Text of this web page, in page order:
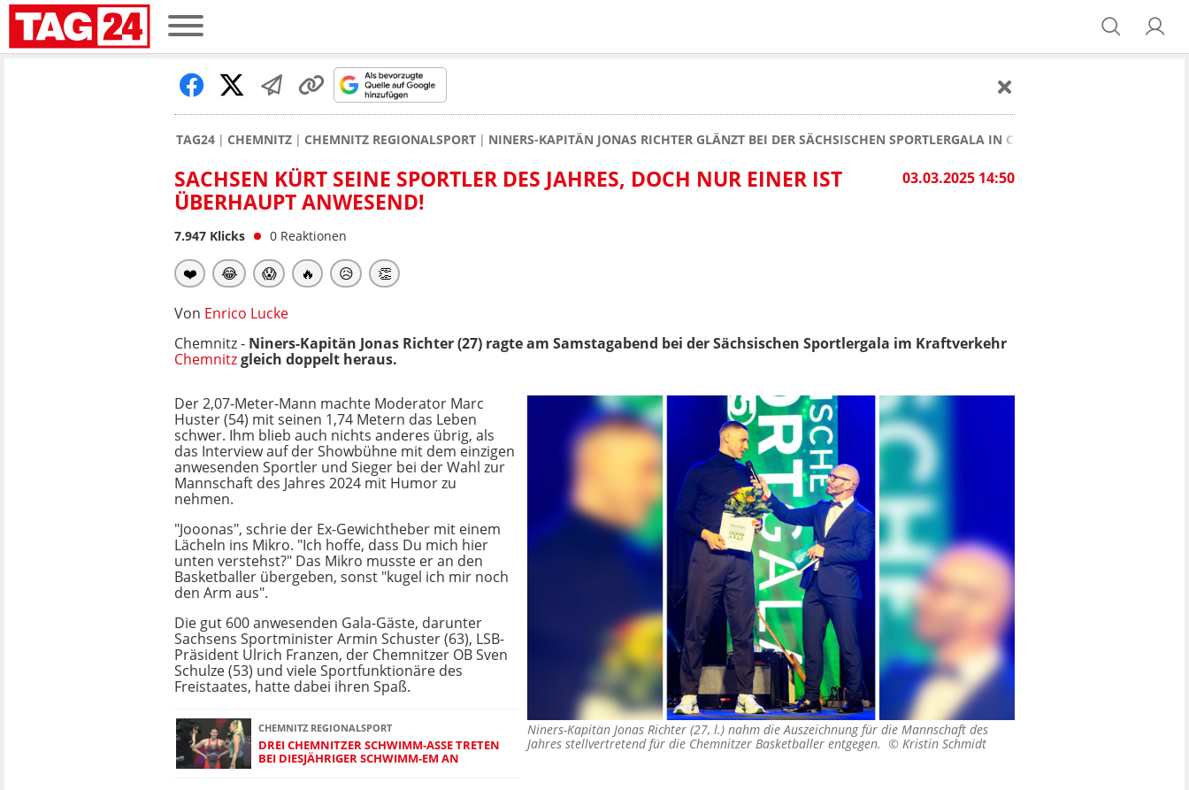
TAG24 CHEMNITZ CHEMNITZ REGIONALSPORT NINERS-KAPITÄN JONAS RICHTER GLÄNZT BEI DER SÄCHSISCHEN SPORTLERGALA IN CHEMNITZ
03.03.2025 14:50
SACHSEN KÜRT SEINE SPORTLER DES JAHRES, DOCH NUR EINER IST
ÜBERHAUPT ANWESEND!
7.947 Klicks 0 Reaktionen
❤️ 😂 😱 🔥 😥 👏
Von Enrico Lucke
Chemnitz - Niners-Kapitän Jonas Richter (27) ragte am Samstagabend bei der Sächsischen Sportlergala im Kraftverkehr
Chemnitzgleich doppelt heraus.
Niners-Kapitän Jonas Richter (27, l.) nahm die Auszeichnung für die Mannschaft des
Jahres stellvertretend für die Chemnitzer Basketballer entgegen. © Kristin Schmidt
Der 2,07-Meter-Mann machte Moderator Marc
Huster (54) mit seinen 1,74 Metern das Leben
schwer. Ihm blieb auch nichts anderes übrig, als
das Interview auf der Showbühne mit dem einzigen
anwesenden Sportler und Sieger bei der Wahl zur
Mannschaft des Jahres 2024 mit Humor zu
nehmen.
"Jooonas", schrie der Ex-Gewichtheber mit einem
Lächeln ins Mikro. "Ich hoffe, dass Du mich hier
unten verstehst?" Das Mikro musste er an den
Basketballer übergeben, sonst "kugel ich mir noch
den Arm aus".
Die gut 600 anwesenden Gala-Gäste, darunter
Sachsens Sportminister Armin Schuster (63), LSB-
Präsident Ulrich Franzen, der Chemnitzer OB Sven
Schulze (53) und viele Sportfunktionäre des
Freistaates, hatte dabei ihren Spaß.
CHEMNITZ REGIONALSPORT
DREI CHEMNITZER SCHWIMM-ASSE TRETEN
BEI DIESJÄHRIGER SCHWIMM-EM AN